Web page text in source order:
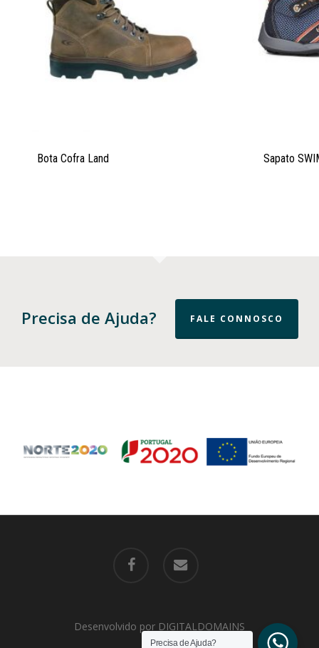
Bota Cofra Land Sapato
Precisa de Ajuda? FALE CONNOSCO
facebook
Desenvolvido por DIGITALDOMAINS
Precisa de Ajuda?